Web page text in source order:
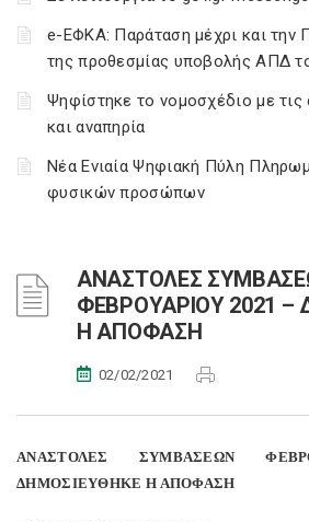
e-ΕΦΚΑ: Παράταση μέχρι και την
της προθεσμίας υποβολής ΑΠΔ
Ψηφίστηκε το νομοσχέδιο με τις
και αναπηρία
Νέα Ενιαία Ψηφιακή Πύλη
φυσικών προσώπων
ΑΝΑΣΤΟΛΕΣ
ΦΕΒΡΟΥΑΡΙΟΥ 2021 –
Η ΑΠΟΦΑΣΗ
02/02/2021
ΑΝΑΣΤΟΛΕΣ ΣΥΜΒΑΣΕΩΝ
ΔΗΜΟΣΙΕΥΘΗΚΕ Η ΑΠΟΦΑΣΗ